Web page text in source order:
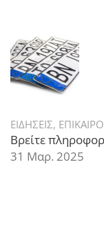
ΕΙΔΗΣΕΙΣ,
Βρείτε
31 Μαρ. 2025